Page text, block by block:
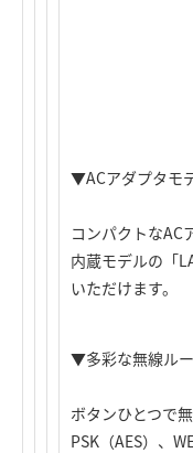
▼ACアダプタモ
コンパクトなAC
内蔵モデルの「
いただけます。
▼多彩な無線ル
ボタンひとつで
PSK（AES）、